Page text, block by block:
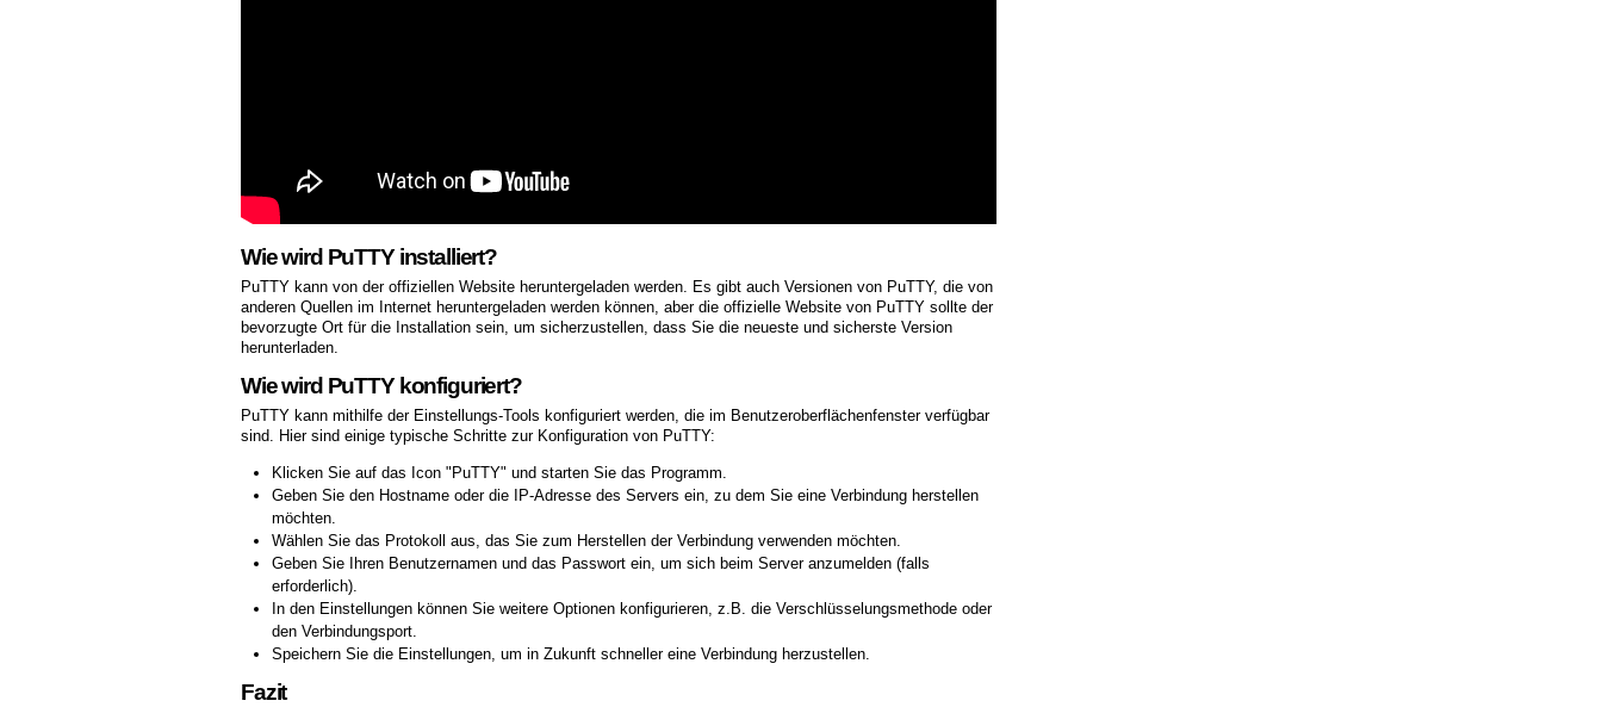
Wie wird PuTTY installiert?
PuTTY kann von der offiziellen Website heruntergeladen werden. Es gibt auch Versionen von PuTTY, die von
anderen Quellen im Internet heruntergeladen werden können, aber die offizielle Website von PuTTY sollte der
bevorzugte Ort für die Installation sein, um sicherzustellen, dass Sie die neueste und sicherste Version
herunterladen.
Wie wird PuTTY konfiguriert?
PuTTY kann mithilfe der Einstellungs-Tools konfiguriert werden, die im Benutzeroberflächenfenster verfügbar
sind. Hier sind einige typische Schritte zur Konfiguration von PuTTY:
Klicken Sie auf das Icon "PuTTY" und starten Sie das Programm.
Geben Sie den Hostname oder die IP-Adresse des Servers ein, zu dem Sie eine Verbindung herstellen
möchten.
Wählen Sie das Protokoll aus, das Sie zum Herstellen der Verbindung verwenden möchten.
Geben Sie Ihren Benutzernamen und das Passwort ein, um sich beim Server anzumelden (falls
erforderlich).
In den Einstellungen können Sie weitere Optionen konfigurieren, z.B. die Verschlüsselungsmethode oder
den Verbindungsport.
Speichern Sie die Einstellungen, um in Zukunft schneller eine Verbindung herzustellen.
Fazit